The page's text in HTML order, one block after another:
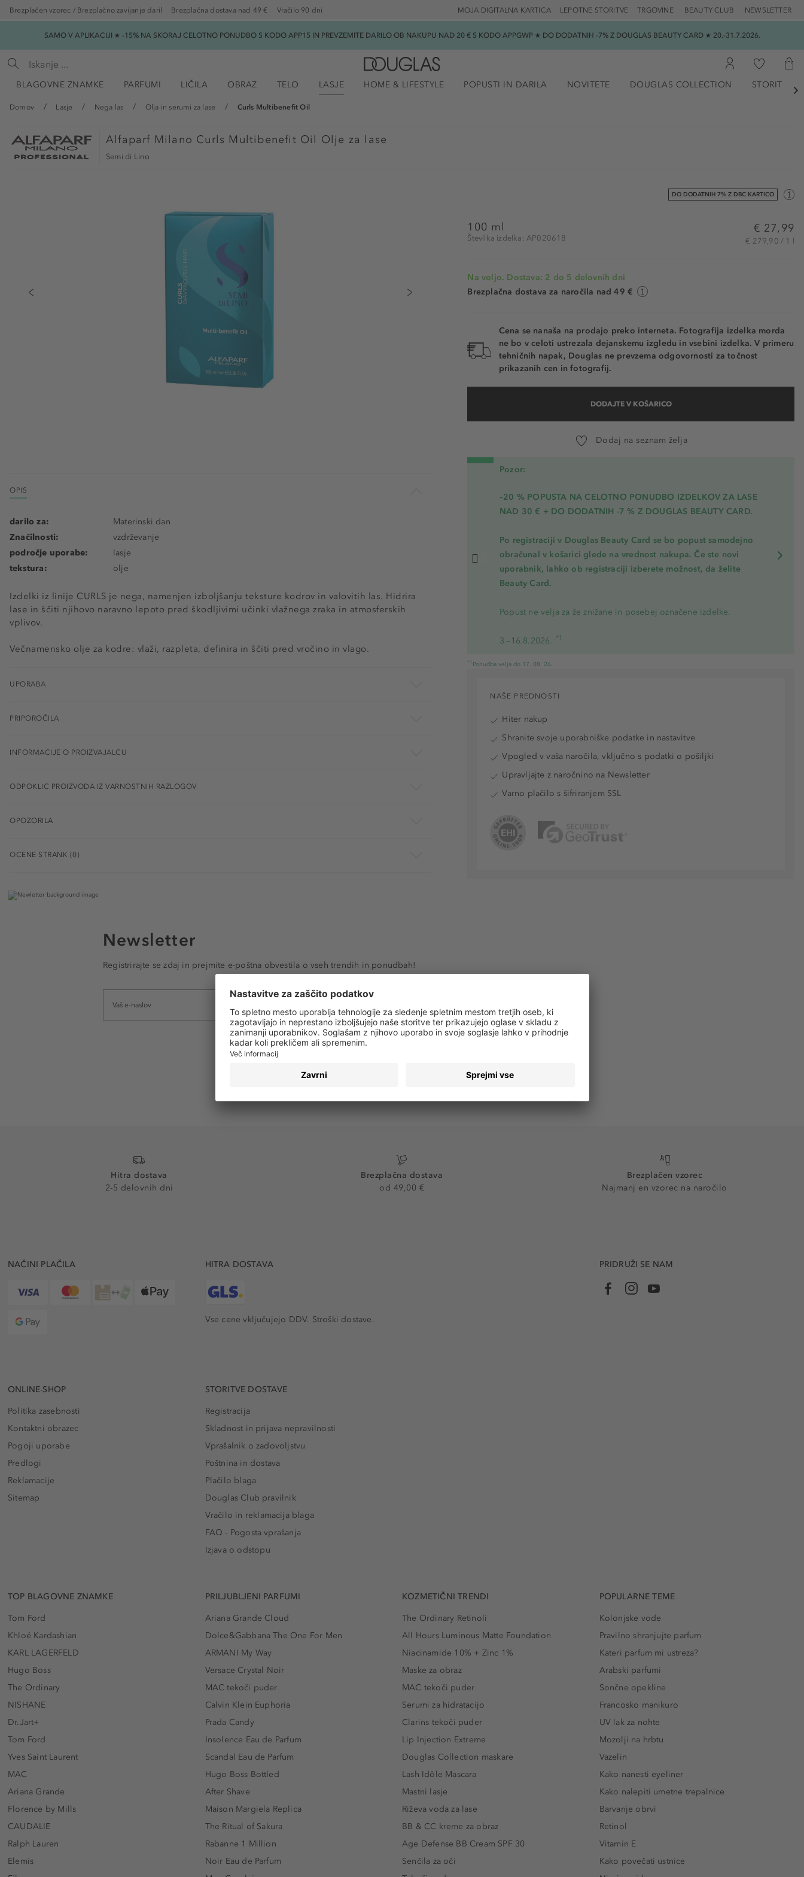
Brezplačen vzorec / Brezplačno zavijanje daril Brezplačna dostava nad 49 € Vračilo 90 dni TRGOVINE BEAUTY CLUB NEWSLETTER
LEPOTNE STORITVE
MOJA DIGITALNA KARTICA
SAMO V APLIKACIJI ★ -15% NA SKORAJ CELOTNO PONUDBO S KODO APP15 IN PREVZEMITE DARILO OB NAKUPU NAD 20 € S KODO APPGWP ★ DO DODATNIH -7% Z DOUGLAS BEAUTY CARD ★ 20.-31.7.2026.
BLAGOVNE ZNAMKE PARFUMI LIČILA OBRAZ TELO LASJE HOME & LIFESTYLE POPUSTI IN DARILA NOVITETE DOUGLAS COLLECTION STORITVE

Domov Lasje Nega las Olja in serumi za lase Curls Multibenefit Oil
Alfaparf Milano Curls Multibenefit Oil Olje za lase
Semi di Lino
DO DODATNIH 7% Z DBC KARTICO
100 ml
Številka izdelka: AP020618
€ 27,99
€ 279,90 / 1 l
Na voljo. Dostava: 2 do 5 delovnih dni
Brezplačna dostava za naročila nad 49 €
Cena se nanaša na prodajo preko interneta. Fotografija izdelka morda
ne bo v celoti ustrezala dejanskemu izgledu in vsebini izdelka. V primeru
tehničnih napak, Douglas ne prevzema odgovornosti za točnost
prikazanih cen in fotografij.
DODAJTE V KOŠARICO
Dodaj na seznam želja
Pozor:
–20 % POPUSTA NA CELOTNO PONUDBO IZDELKOV ZA LASE
NAD 30 € + DO DODATNIH -7 % Z DOUGLAS BEAUTY CARD.
Po registraciji v Douglas Beauty Card se bo popust samodejno
obračunal v košarici glede na vrednost nakupa. Če ste novi
uporabnik, lahko ob registraciji izberete možnost, da želite
Beauty Card.
Popust ne velja za že znižane in posebej označene izdelke.
3.–16.8.2026. *1
*1 Ponudba velja do 17. 08. 26.
OPIS
Izdelki iz linije CURLS je nega, namenjen izboljšanju teksture kodrov in valovitih las. Hidrira
lase in ščiti njihovo naravno lepoto pred škodljivimi učinki vlažnega zraka in atmosferskih
vplivov.
Večnamensko olje za kodre: vlaži, razpleta, definira in ščiti pred vročino in vlago.
darilo za:
Materinski dan
Značilnosti:
vzdrževanje
področje uporabe:
lasje
tekstura:
olje
UPORABA
PRIPOROČILA
INFORMACIJE O PROIZVAJALCU
ODPOKLIC PROIZVODA IZ VARNOSTNIH RAZLOGOV
OPOZORILA
OCENE STRANK (0)
NAŠE PREDNOSTI
Hiter nakup
Shranite svoje uporabniške podatke in nastavitve
Vpogled v vaša naročila, vključno s podatki o pošiljki
Upravljajte z naročnino na Newsletter
Varno plačilo s šifriranjem SSL
Newsletter
Registrirajte se zdaj in prejmite e-poštna obvestila o vseh trendih in ponudbah!
Hitra dostava
2-5 delovnih dni
Brezplačna dostava
od 49,00 €
Brezplačen vzorec
Najmanj en vzorec na naročilo
NAČINI PLAČILA HITRA DOSTAVA
Vse cene vključujejo DDV. Stroški dostave.
PRIDRUŽI SE NAM
ONLINE-SHOP
Politika zasebnosti
Kontaktni obrazec
Pogoji uporabe
Predlogi
Reklamacije
Sitemap
STORITVE DOSTAVE
Registracija
Skladnost in prijava nepravilnosti
Vprašalnik o zadovoljstvu
Poštnina in dostava
Plačilo blaga
Douglas Club pravilnik
Vračilo in reklamacija blaga
FAQ - Pogosta vprašanja
Izjava o odstopu
TOP BLAGOVNE ZNAMKE
Tom Ford
Khloé Kardashian
KARL LAGERFELD
Hugo Boss
The Ordinary
NISHANE
Dr.Jart+
Tom Ford
Yves Saint Laurent
MAC
Ariana Grande
Florence by Mills
CAUDALIE
Ralph Lauren
Elemis
PRILJUBLJENI PARFUMI
Ariana Grande Cloud
Dolce&Gabbana The One For Men
ARMANI My Way
Versace Crystal Noir
MAC tekoči puder
Calvin Klein Euphoria
Prada Candy
Insolence Eau de Parfum
Scandal Eau de Parfum
Hugo Boss Bottled
After Shave
Maison Margiela Replica
The Ritual of Sakura
Rabanne 1 Million
Noir Eau de Parfum
KOZMETIČNI TRENDI
The Ordinary Retinoli
All Hours Luminous Matte Foundation
Niacinamide 10% + Zinc 1%
Maske za obraz
MAC tekoči puder
Serumi za hidratacijo
Clarins tekoči puder
Lip Injection Extreme
Douglas Collection maskare
Lash Idôle Mascara
Mastni lasje
Riževa voda za lase
BB & CC kreme za obraz
Age Defense BB Cream SPF 30
Senčila za oči
POPULARNE TEME
Kolonjske vode
Pravilno shranjujte parfum
Kateri parfum mi ustreza?
Arabski parfumi
Sončne opekline
Francosko manikuro
UV lak za nohte
Mozolji na hrbtu
Vazelin
Kako nanesti eyeliner
Kako nalepiti umetne trepalnice
Barvanje obrvi
Retinol
Vitamin E
Kako povečati ustnice